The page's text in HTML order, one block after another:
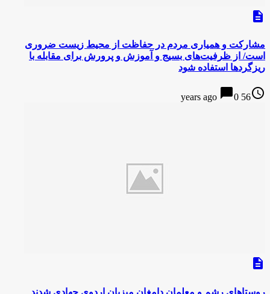
description
مشارکت و همیاری مردم در حفاظت از محیط زیست ضروری
است/ از ظرفیت‌های بسیج و آموزش و پرورش برای مقابله با
ریزگردها استفاده شود
access_time
56 years ago
chat_bubble0
description
روستاهای رشم و معلمان دامغان میزبان اردوی جهادی شدند